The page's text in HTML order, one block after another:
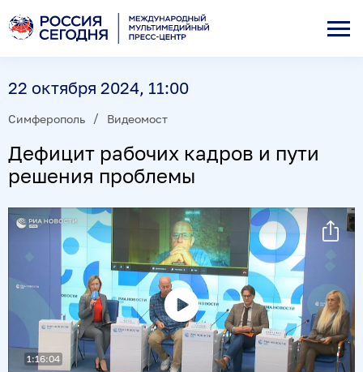
22 октября 2024, 11:00
Симферополь Видеомост
Дефицит рабочих кадров и пути
решения проблемы
Воспроизвести
1:16:04